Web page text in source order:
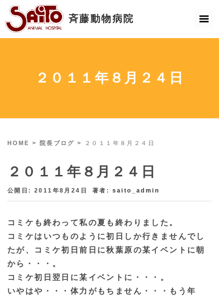
２０１１年８月２４日
HOME > 院長ブログ > ２０１１年８月２４日
２０１１年８月２４日
公開日: 2011年8月24日 著者: saito_admin
コミケも終わって私の夏も終わりました。
コミケはいつものように初日しか行きませんでし
たが、コミケ初日前日に秋葉原の某イベントに朝
から・・・。
コミケ初日翌日に某イベントに・・・。
いやはや・・・体力がもちません・・・もう年